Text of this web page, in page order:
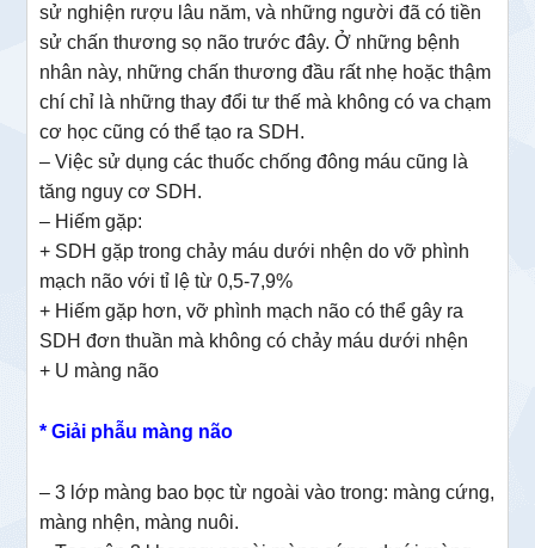
sử nghiện rượu lâu năm, và những người đã có tiền
sử chấn thương sọ não trước đây. Ở những bệnh
nhân này, những chấn thương đầu rất nhẹ hoặc thậm
chí chỉ là những thay đổi tư thế mà không có va chạm
cơ học cũng có thể tạo ra SDH.
– Việc sử dụng các thuốc chống đông máu cũng là
tăng nguy cơ SDH.
– Hiếm gặp:
+ SDH gặp trong chảy máu dưới nhện do vỡ phình
mạch não với tỉ lệ từ 0,5-7,9%
+ Hiếm gặp hơn, vỡ phình mạch não có thể gây ra
SDH đơn thuần mà không có chảy máu dưới nhện
+ U màng não
* Giải phẫu màng não
– 3 lớp màng bao bọc từ ngoài vào trong: màng cứng,
màng nhện, màng nuôi.